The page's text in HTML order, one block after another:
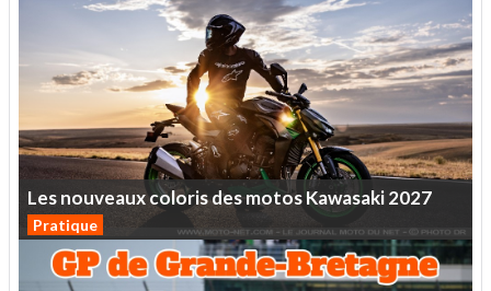
LesnouveauxcolorisdesmotosKawasaki2027
Pratique